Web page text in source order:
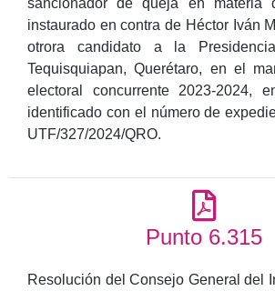
sancionador de queja en materia
instaurado en contra de Héctor Iván
otrora candidato a la
Tequisquiapan, Querétaro, en el
electoral concurrente 2023-2024,
identificado con el número de
UTF/327/2024/QRO.
Punto 6.315
Resolución del Consejo General del